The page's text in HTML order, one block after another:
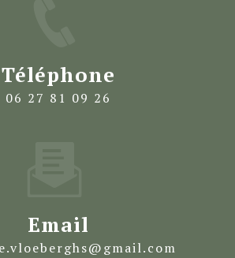
Téléphone
06 27 81 09 26
Email